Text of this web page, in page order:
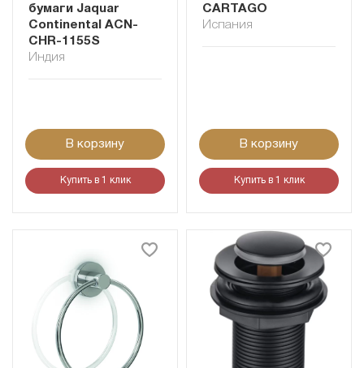
бумаги Jaquar
Continental ACN-
CHR-1155S
Индия
В корзину
Купить в 1 клик
CARTAGO
Испания
В корзину
Купить в 1 клик